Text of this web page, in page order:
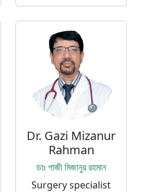
Dr. Gazi Mizanur
Rahman
ডাঃ গাজী মিজানুর রহমান
Surgery specialist